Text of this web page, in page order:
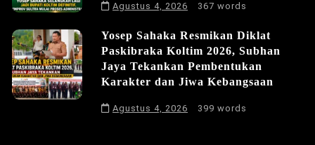
Agustus 4, 2026 367 words
Yosep Sahaka Resmikan Diklat
Paskibraka Koltim 2026, Subhan
Jaya Tekankan Pembentukan
Karakter dan Jiwa Kebangsaan
Agustus 4, 2026 399 words